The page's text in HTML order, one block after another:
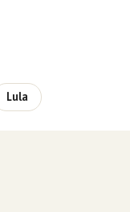
Lula